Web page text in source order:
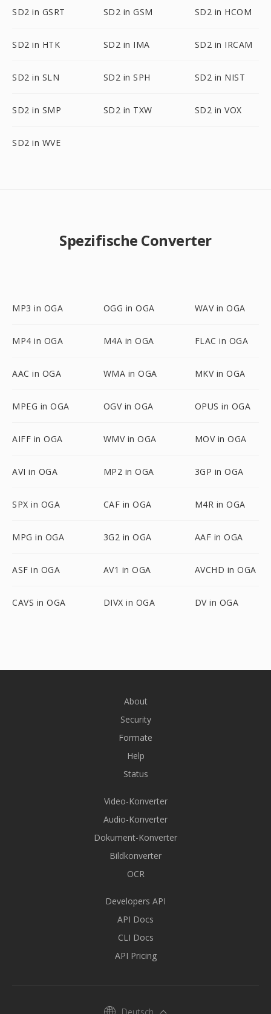
SD2 in GSRT SD2 in GSM SD2 in HCOM
SD2 in HTK SD2 in IMA SD2 in IRCAM
SD2 in SLN SD2 in SPH SD2 in NIST
SD2 in SMP SD2 in TXW SD2 in VOX
SD2 in WVE
Spezifische Converter
MP3 in OGA OGG in OGA WAV in OGA
MP4 in OGA M4A in OGA FLAC in OGA
AAC in OGA WMA in OGA MKV in OGA
MPEG in OGA OGV in OGA OPUS in OGA
AIFF in OGA WMV in OGA MOV in OGA
AVI in OGA MP2 in OGA 3GP in OGA
SPX in OGA CAF in OGA M4R in OGA
MPG in OGA 3G2 in OGA AAF in OGA
ASF in OGA AV1 in OGA AVCHD in OGA
CAVS in OGA DIVX in OGA DV in OGA
About
Security
Formate
Help
Status
Video-Konverter
Audio-Konverter
Dokument-Konverter
Bildkonverter
OCR
Developers API
API Docs
CLI Docs
API Pricing